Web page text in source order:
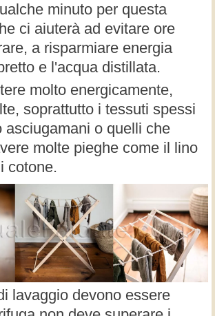
minuto per questa
ci aiuterà ad evitare ore
a risparmiare energia
e l'acqua distillata.
molto energicamente,
soprattutto i tessuti spessi
asciugamani o quelli che
molte pieghe come il lino
cotone.
lavaggio devono essere